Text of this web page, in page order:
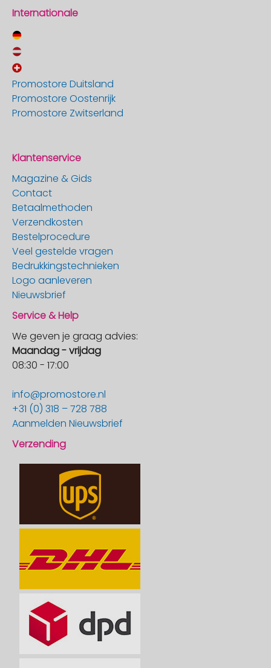
Internationale
Promostore Duitsland
Promostore Oostenrijk
Promostore Zwitserland
Klantenservice
Magazine & Gids
Contact
Betaalmethoden
Verzendkosten
Bestelprocedure
Veel gestelde vragen
Bedrukkingstechnieken
Logo aanleveren
Nieuwsbrief
Service & Help
We geven je graag advies:
Maandag - vrijdag
08:30 - 17:00
info@promostore.nl
+31 (0) 318 – 728 788
Aanmelden Nieuwsbrief
Verzending